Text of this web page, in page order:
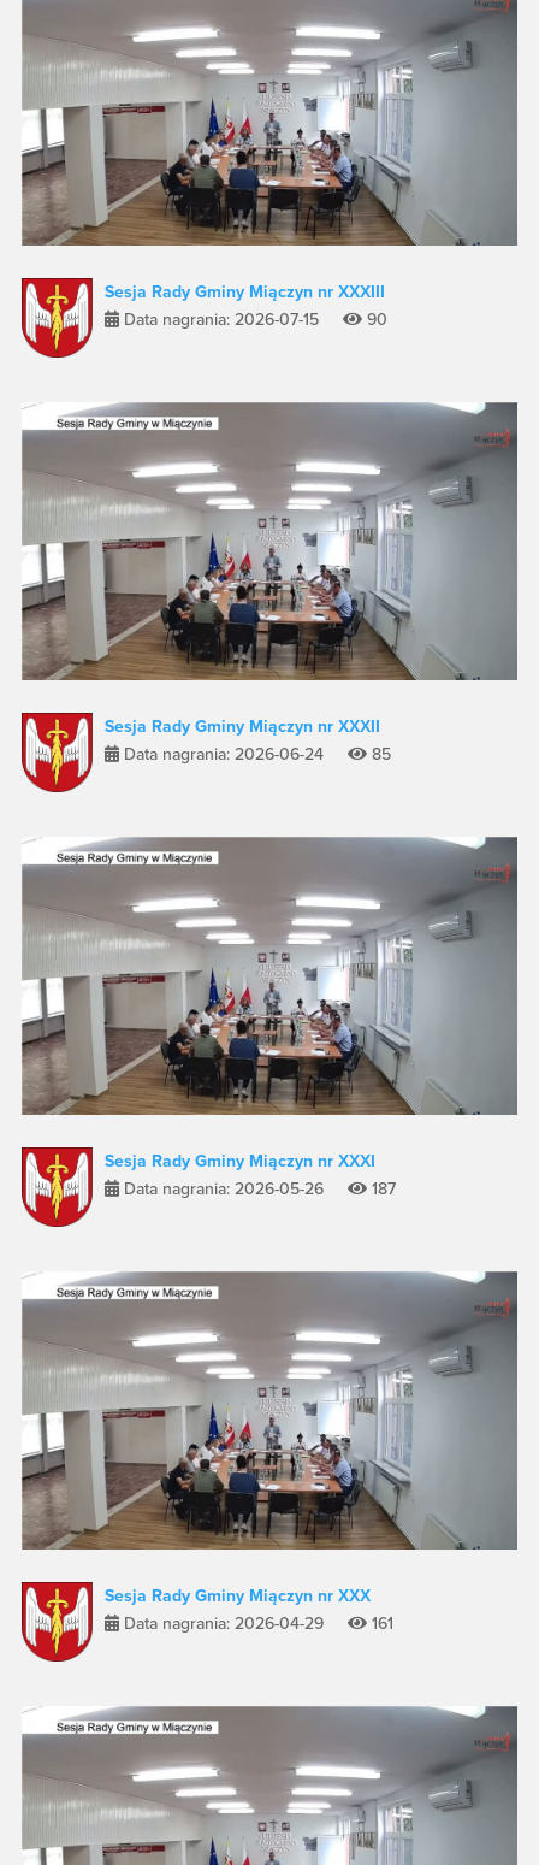
Sesja Rady Gminy Miączyn nr XXXIII
Data nagrania: 2026-07-15
90
Sesja Rady Gminy Miączyn nr XXXII
Data nagrania: 2026-06-24
85
Sesja Rady Gminy Miączyn nr XXXI
Data nagrania: 2026-05-26
187
Sesja Rady Gminy Miączyn nr XXX
Data nagrania: 2026-04-29
161